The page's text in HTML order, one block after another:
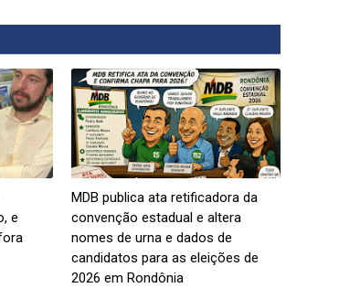
e
MDB publica ata retificadora da
convenção estadual e altera
nomes de urna e dados de
candidatos para as eleições de
2026 em Rondônia